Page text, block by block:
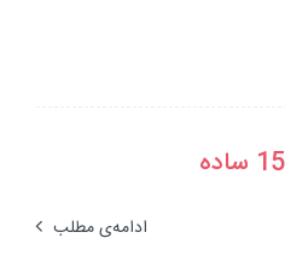
ادامه‌ی مطلب